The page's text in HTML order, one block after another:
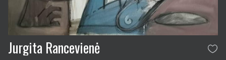
Jurgita Rancevienė